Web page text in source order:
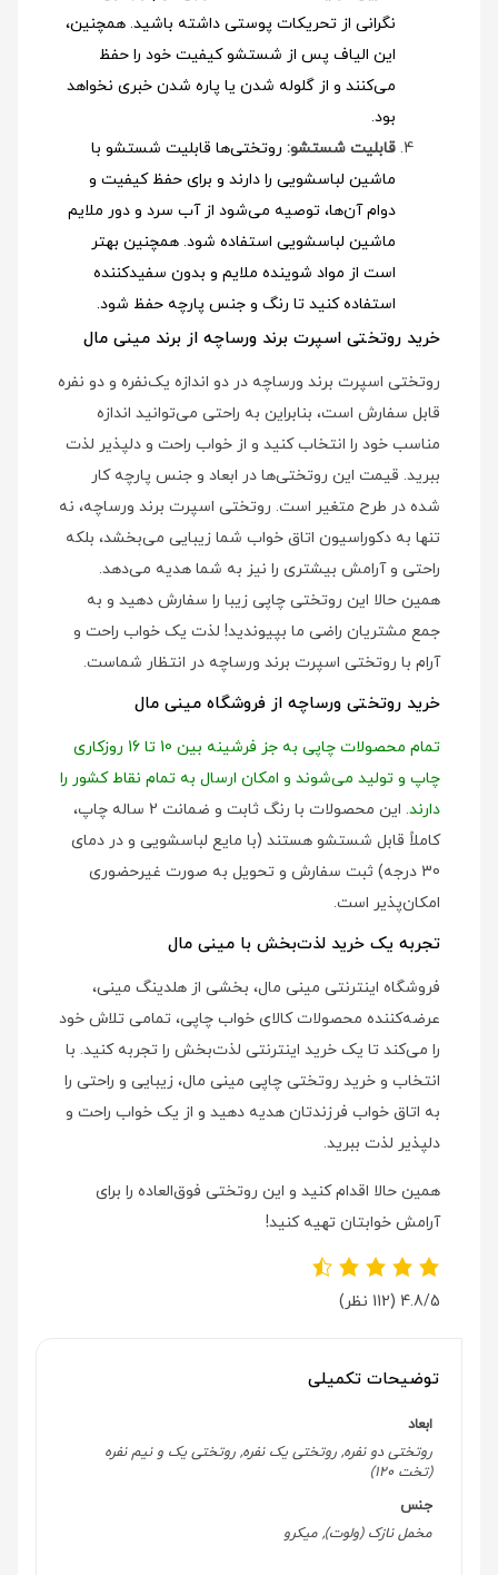
نگرانی از تحریکات پوستی داشته باشید. همچنین،
این الیاف پس از شستشو کیفیت خود را حفظ
می‌کنند و از گلوله شدن یا پاره شدن خبری نخواهد
بود.
قابلیت شستشو: روتختی‌ها قابلیت شستشو با
ماشین لباسشویی را دارند و برای حفظ کیفیت و
دوام آن‌ها، توصیه می‌شود از آب سرد و دور ملایم
ماشین لباسشویی استفاده شود. همچنین بهتر
است از مواد شوینده ملایم و بدون سفیدکننده
استفاده کنید تا رنگ و جنس پارچه حفظ شود.
خرید روتختی اسپرت برند ورساچه از برند مینی مال
روتختی اسپرت برند ورساچه در دو اندازه یک‌نفره و دو نفره
قابل سفارش است، بنابراین به راحتی می‌توانید اندازه
مناسب خود را انتخاب کنید و از خواب راحت و دلپذیر لذت
ببرید. قیمت این روتختی‌ها در ابعاد و جنس پارچه کار
شده در طرح متغیر است. روتختی اسپرت برند ورساچه، نه
تنها به دکوراسیون اتاق خواب شما زیبایی می‌بخشد، بلکه
راحتی و آرامش بیشتری را نیز به شما هدیه می‌دهد.
همین حالا این روتختی چاپی زیبا را سفارش دهید و به
جمع مشتریان راضی ما بپیوندید! لذت یک خواب راحت و
آرام با روتختی اسپرت برند ورساچه در انتظار شماست.
خرید روتختی ورساچه از فروشگاه مینی مال
تمام محصولات چاپی به جز فرشینه بین 10 تا 16 روزکاری
چاپ و تولید می‌شوند و امکان ارسال به تمام نقاط کشور را
دارند.
این محصولات با رنگ ثابت و ضمانت 2 ساله چاپ،
کاملاً قابل شستشو هستند (با مایع لباسشویی و در دمای
30 درجه) ثبت سفارش و تحویل به صورت غیرحضوری
امکان‌پذیر است.
تجربه یک خرید لذت‌بخش با مینی مال
فروشگاه اینترنتی مینی مال، بخشی از هلدینگ مینی،
عرضه‌کننده محصولات کالای خواب چاپی، تمامی تلاش خود
را می‌کند تا یک خرید اینترنتی لذت‌بخش را تجربه کنید. با
انتخاب و خرید روتختی چاپی مینی مال، زیبایی و راحتی را
به اتاق خواب فرزندتان هدیه دهید و از یک خواب راحت و
دلپذیر لذت ببرید.
همین حالا اقدام کنید و این روتختی فوق‌العاده را برای
آرامش خوابتان تهیه کنید!
4.8/5 (112 نظر)
توضیحات تکمیلی
ابعاد
روتختی دو نفره, روتختی یک نفره, روتختی یک و نیم نفره
(تخت 120)
جنس
مخمل نازک (ولوت), میکرو